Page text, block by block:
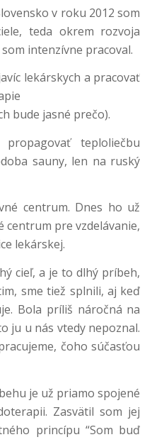
v roku 2012 som
teda okrem rozvoja
intenzívne pracoval.
lekárskych a pracovať
bude jasné prečo).
teploliečbu
sauny, len na ruský
centrum. Dnes ho už
centrum pre vzdelávanie,
lekárskej.
cieľ, a je to dlhý príbeh,
sme tiež splnili, aj keď
Bola príliš náročná na
ju u nás vtedy nepoznal.
čoho súčasťou
je už priamo spojené
Zasvätil som jej
princípu “Som buď